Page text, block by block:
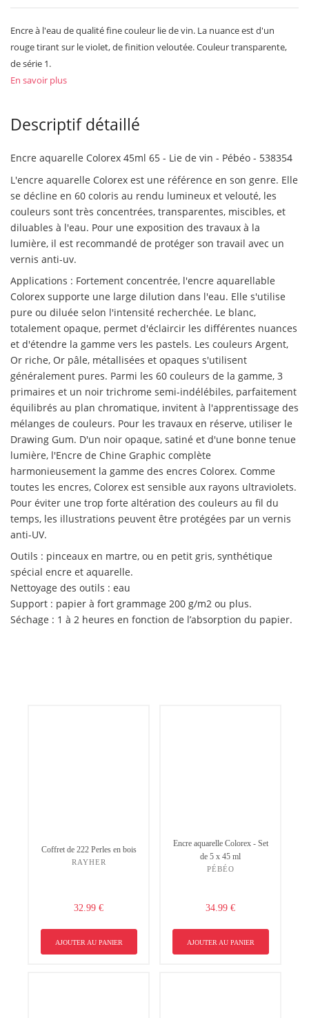
Encre à l'eau de qualité fine couleur lie de vin. La nuance est d'un
rouge tirant sur le violet, de finition veloutée. Couleur transparente,
de série 1.
En savoir plus
Descriptif détaillé
Encre aquarelle Colorex 45ml 65 - Lie de vin - Pébéo - 538354
L'encre aquarelle Colorex est une référence en son genre. Elle
se décline en 60 coloris au rendu lumineux et velouté, les
couleurs sont très concentrées, transparentes, miscibles, et
diluables à l'eau. Pour une exposition des travaux à la
lumière, il est recommandé de protéger son travail avec un
vernis anti-uv.
Applications : Fortement concentrée, l'encre aquarellable
Colorex supporte une large dilution dans l'eau. Elle s'utilise
pure ou diluée selon l'intensité recherchée. Le blanc,
totalement opaque, permet d'éclaircir les différentes nuances
et d'étendre la gamme vers les pastels. Les couleurs Argent,
Or riche, Or pâle, métallisées et opaques s'utilisent
généralement pures. Parmi les 60 couleurs de la gamme, 3
primaires et un noir trichrome semi-indélébiles, parfaitement
équilibrés au plan chromatique, invitent à l'apprentissage des
mélanges de couleurs. Pour les travaux en réserve, utiliser le
Drawing Gum. D'un noir opaque, satiné et d'une bonne tenue
lumière, l'Encre de Chine Graphic complète
harmonieusement la gamme des encres Colorex. Comme
toutes les encres, Colorex est sensible aux rayons ultraviolets.
Pour éviter une trop forte altération des couleurs au fil du
temps, les illustrations peuvent être protégées par un vernis
anti-UV.
Outils : pinceaux en martre, ou en petit gris, synthétique
spécial encre et aquarelle.
Nettoyage des outils : eau
Support : papier à fort grammage 200 g/m2 ou plus.
Séchage : 1 à 2 heures en fonction de l’absorption du papier.
Coffret de 222 Perles en bois
RAYHER
32.99 €
AJOUTER AU PANIER
Encre aquarelle Colorex - Set
de 5 x 45 ml
PÉBÉO
34.99 €
AJOUTER AU PANIER